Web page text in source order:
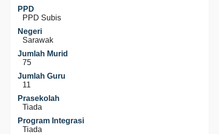
PPD
PPD Subis
Negeri
Sarawak
Jumlah Murid
75
Jumlah Guru
11
Prasekolah
Tiada
Program Integrasi
Tiada